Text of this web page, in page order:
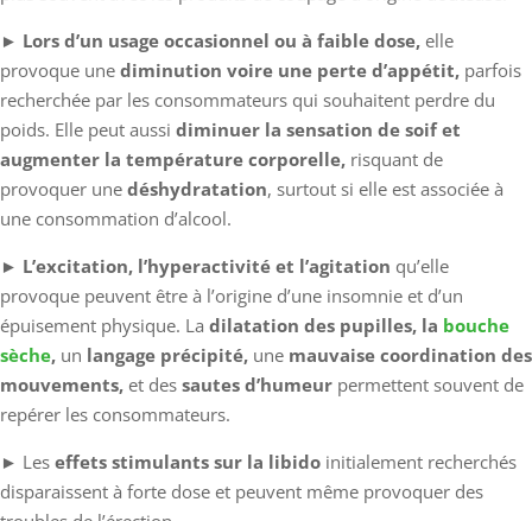
► Lors d’un usage occasionnel ou à faible dose, elle
provoque une diminution voire une perte d’appétit, parfois
recherchée par les consommateurs qui souhaitent perdre du
poids. Elle peut aussi diminuer la sensation de soif et
augmenter la température corporelle, risquant de
provoquer une déshydratation, surtout si elle est associée à
une consommation d’alcool.
► L’excitation, l’hyperactivité et l’agitation qu’elle
provoque peuvent être à l’origine d’une insomnie et d’un
épuisement physique. La dilatation des pupilles, la bouche
sèche, un langage précipité, une mauvaise coordination des
mouvements, et des sautes d’humeur permettent souvent de
repérer les consommateurs.
► Les effets stimulants sur la libido initialement recherchés
disparaissent à forte dose et peuvent même provoquer des